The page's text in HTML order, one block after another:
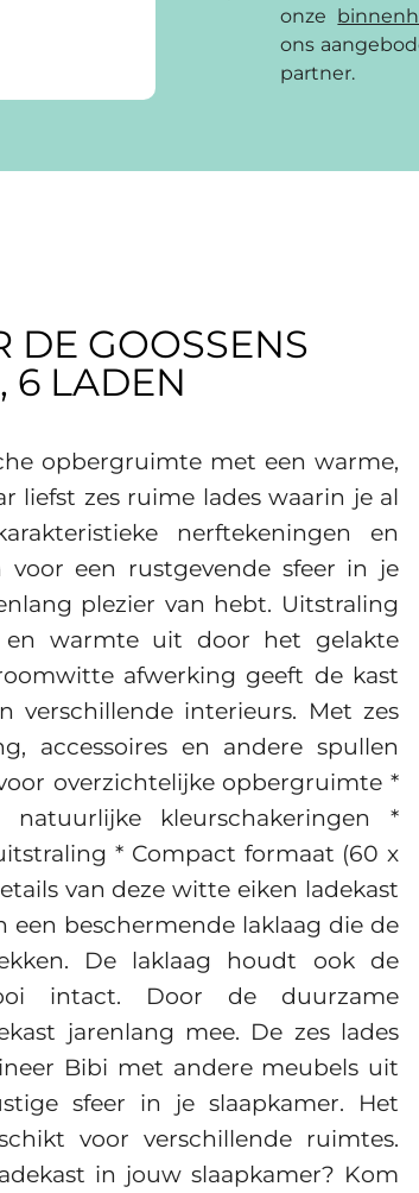
onze
ons
partner.
DE GOOSSENS
6 LADEN
opbergruimte met een warme,
liefst zes ruime lades waarin je al
nerftekeningen en
een rustgevende sfeer in je
plezier van hebt. Uitstraling
en warmte uit door het gelakte
afwerking geeft de kast
verschillende interieurs. Met zes
accessoires en andere spullen
overzichtelijke opbergruimte *
kleurschakeringen *
* Compact formaat (60 x
van deze witte eiken ladekast
een beschermende laklaag die de
De laklaag houdt ook de
intact. Door de duurzame
jarenlang mee. De zes lades
Bibi met andere meubels uit
sfeer in je slaapkamer. Het
voor verschillende ruimtes.
in jouw slaapkamer? Kom